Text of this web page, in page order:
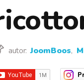
autor: JoomBoos,